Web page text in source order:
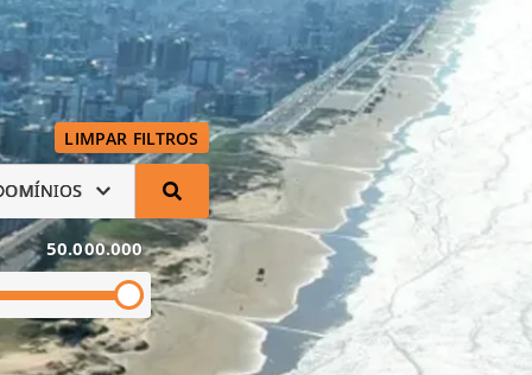
LIMPAR FILTROS
50.000.000